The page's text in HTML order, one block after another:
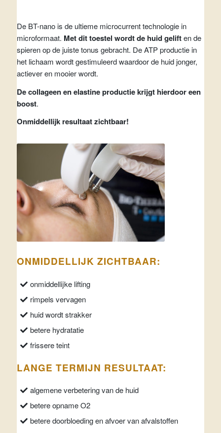
De BT-nano is de ultieme microcurrent technologie in
microformaat. Met dit toestel wordt de huid geliften de
spieren op de juiste tonus gebracht. De ATP productie in
het lichaam wordt gestimuleerd waardoor de huid jonger,
actiever en mooier wordt.
De collageen en elastine productie krijgt hierdoor een
boost.
Onmiddellijk resultaat zichtbaar!
ONMIDDELLIJK ZICHTBAAR:
onmiddellijke lifting
rimpels vervagen
huid wordt strakker
betere hydratatie
frissere teint
LANGE TERMIJN RESULTAAT:
algemene verbetering van de huid
betere opname O2
betere doorbloeding en afvoer van afvalstoffen